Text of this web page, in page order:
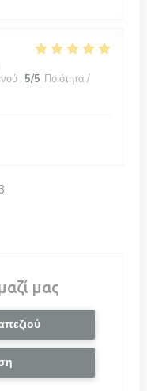
: 5/5 Ποιότητα /
μας